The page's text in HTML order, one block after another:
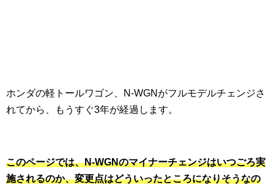
ホンダの軽トールワゴン、N-WGNがフルモデルチェンジさ
れてから、もうすぐ3年が経過します。
このページでは、N-WGNのマイナーチェンジはいつごろ実
施されるのか、変更点はどういったところになりそうなの